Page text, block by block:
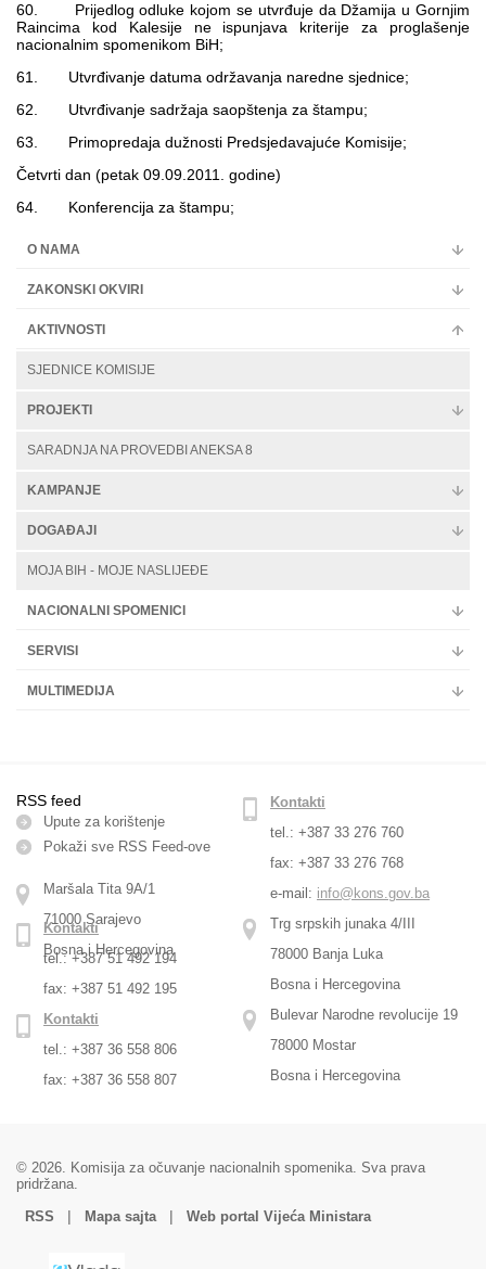
60. Prijedlog odluke kojom se utvrđuje da Džamija u Gornjim
Raincima kod Kalesije ne ispunjava kriterije za proglašenje
nacionalnim spomenikom BiH;
61. Utvrđivanje datuma održavanja naredne sjednice;
62. Utvrđivanje sadržaja saopštenja za štampu;
63. Primopredaja dužnosti Predsjedavajuće Komisije;
Četvrti dan (petak 09.09.2011. godine)
64. Konferencija za štampu;
O NAMA
ZAKONSKI OKVIRI
AKTIVNOSTI
SJEDNICE KOMISIJE
PROJEKTI
SARADNJA NA PROVEDBI ANEKSA 8
KAMPANJE
DOGAĐAJI
MOJA BIH - MOJE NASLIJEĐE
NACIONALNI SPOMENICI
SERVISI
MULTIMEDIJA
RSS feed
Upute za korištenje
Pokaži sve RSS Feed-оve
Maršala Tita 9A/1
71000 Sarajevo
Bosna i Hercegovina
Kontakti
tel.: +387 33 276 760
fax: +387 33 276 768
e-mail: info@kons.gov.ba
Trg srpskih junaka 4/III
78000 Banja Luka
Bosna i Hercegovina
Kontakti
tel.: +387 51 492 194
fax: +387 51 492 195
Bulevar Narodne revolucije 19
78000 Mostar
Bosna i Hercegovina
Kontakti
tel.: +387 36 558 806
fax: +387 36 558 807
© 2026. Komisija za očuvanje nacionalnih spomenika. Sva prava
pridržana.
RSS
| Mapa sajta | Web portal Vijeća Ministara